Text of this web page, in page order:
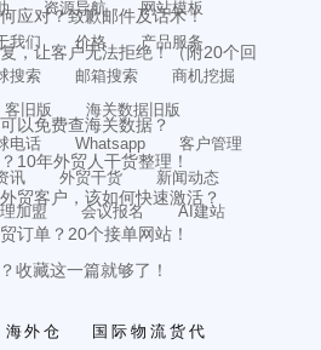
应对？致歉邮件及话术！
，让客户无法拒绝！（附20个回
以免费查海关数据？
10年外贸人干货整理！
贸客户，该如何快速激活？
订单？20个接单网站！
收藏这一篇就够了！
资源导航
网站模板
我们 价格
产品服务
搜索 邮箱搜索
商机挖掘
客旧版
海关数据旧版
电话 Whatsapp
客户管理
讯 外贸干货
新闻动态
加盟 会议报名
AI建站
海外仓 国际物流货代